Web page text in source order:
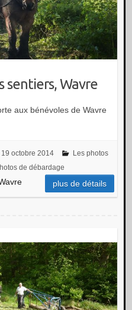
sentiers, Wavre
aux bénévoles de Wavre
19 octobre 2014
Les photos
de débardage
plus de détails